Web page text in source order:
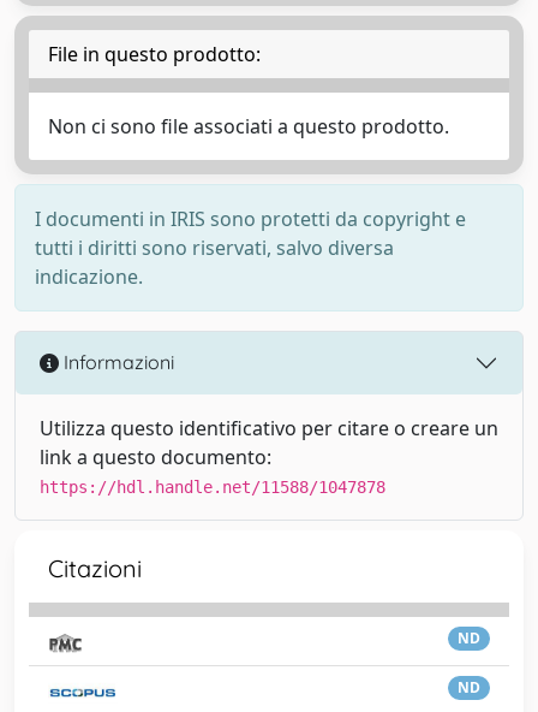
File in questo prodotto:
Non ci sono file associati a questo prodotto.
I documenti in IRIS sono protetti da copyright e
tutti i diritti sono riservati, salvo diversa
indicazione.
Informazioni
Utilizza questo identificativo per citare o creare un
link a questo documento:
https://hdl.handle.net/11588/1047878
Citazioni
ND
ND